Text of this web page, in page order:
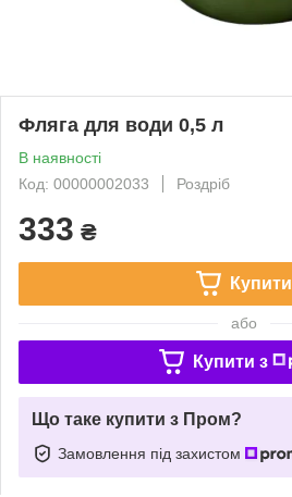
Фляга для води 0,5 л
В наявності
Код: 00000002033
Роздріб
333 ₴
Купити
або
Купити з
Що таке купити з Пром?
Замовлення під захистом